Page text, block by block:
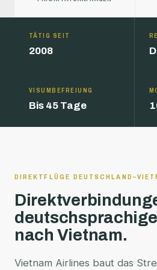
TÄTIG SEIT
2008
VISUMBEFREIUNG
Bis 45 Tage
DIREKTFLÜGE
nach Vietnam.
Vietnam Airlines baut das